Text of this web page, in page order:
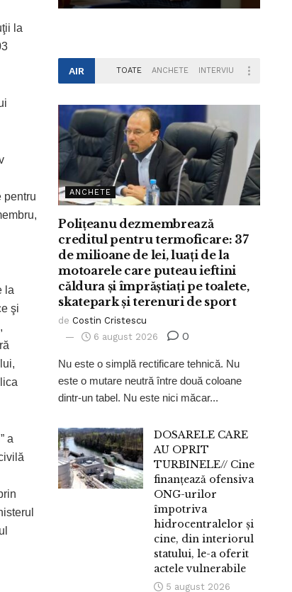
la
pentru
la
şi
a
AIR TOATE ANCHETE INTERVIU
ANCHETE
Polițeanu dezmembrează
creditul pentru termoficare: 37
de milioane de lei, luați de la
motoarele care puteau ieftini
căldura și împrăștiați pe toalete,
skatepark și terenuri de sport
de Costin Cristescu
6 august 2026
0
Nu este o simplă rectificare tehnică. Nu
este o mutare neutră între două coloane
dintr-un tabel. Nu este nici măcar...
DOSARELE CARE
AU OPRIT
TURBINELE// Cine
finanțează ofensiva
ONG-urilor
împotriva
hidrocentralelor și
cine, din interiorul
statului, le-a oferit
actele vulnerabile
5 august 2026